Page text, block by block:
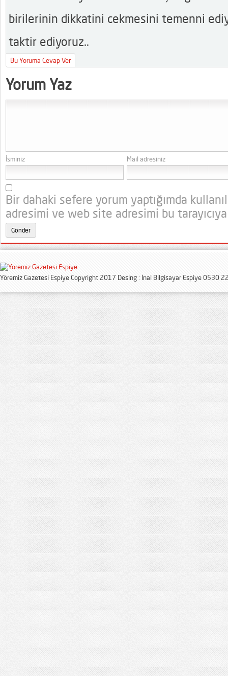
birilerinin dikkatini cekmesini temenni
taktir ediyoruz..
Bu Yoruma Cevap Ver
Yorum Yaz
İsminiz Mail adresiniz
Bir dahaki sefere yorum yaptığımda
adresimi ve web site adresimi bu
Yöremiz Gazetesi Espiye Copyright 2017 Desing : İnal Bilgisayar Espiye 0530